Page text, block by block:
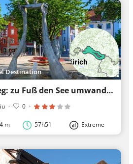
Destination
Bodensee Rundweg: zu Fuß den See umwandern
· 0 ·
m 57h51 Extreme